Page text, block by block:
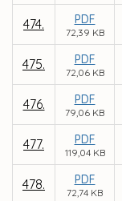
474. PDF
72,39 KB
475. PDF
72,06 KB
476. PDF
79,06 KB
477. PDF
119,04 KB
478. PDF
72,74 KB